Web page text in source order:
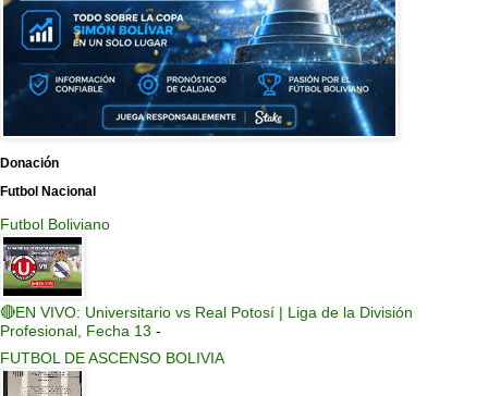
Donación
Futbol Nacional
Futbol Boliviano
🔴EN VIVO: Universitario vs Real Potosí | Liga de la División
Profesional, Fecha 13 -
FUTBOL DE ASCENSO BOLIVIA